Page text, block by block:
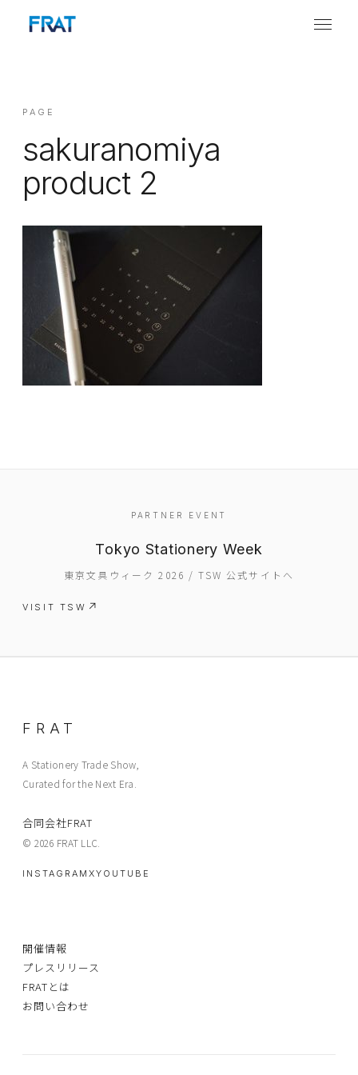
PAGE
sakuranomiya
product 2
PARTNER EVENT
Tokyo Stationery Week
東京文具ウィーク 2026 / TSW 公式サイトへ
VISIT TSW
FRAT
A Stationery Trade Show,
Curated for the Next Era.
合同会社FRAT
© 2026 FRAT LLC.
INSTAGRAM XYOUTUBE
開催情報
プレスリリース
FRATとは
お問い合わせ